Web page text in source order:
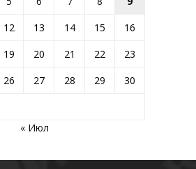
12 13 14 15
16
19 20 21 22
23
26 27 28 29
30
« Июл